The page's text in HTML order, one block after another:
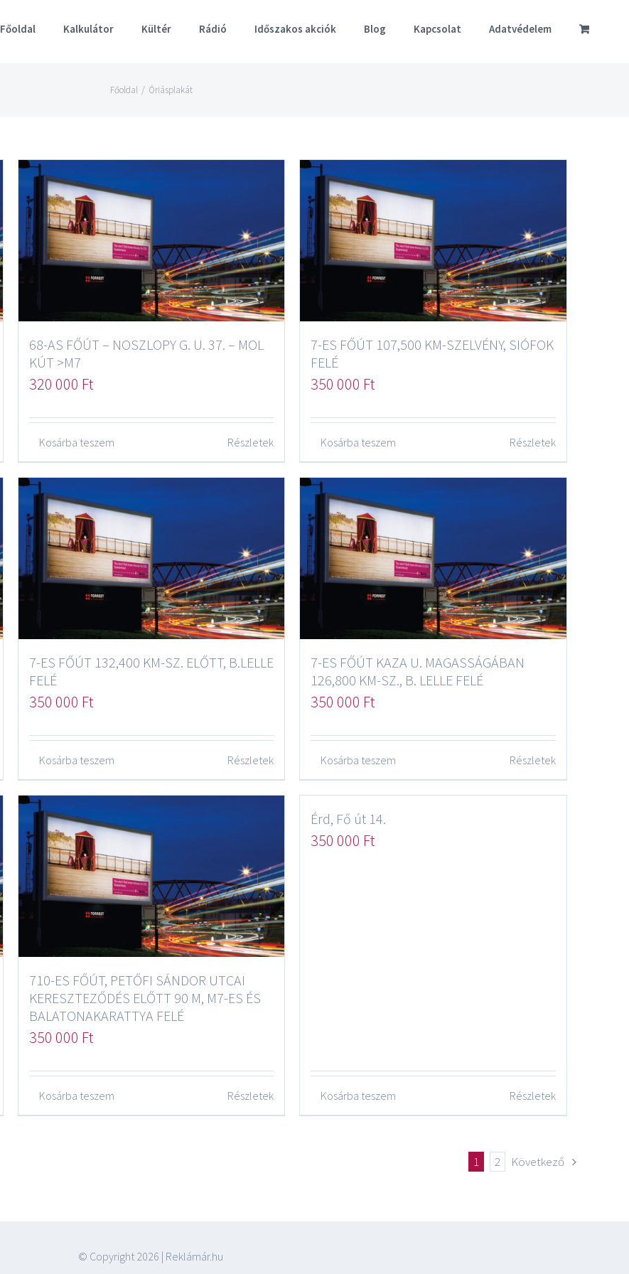
Főoldal Kalkulátor Kültér Rádió Időszakos akciók Blog Kapcsolat Adatvédelem
Főoldal / Óriásplakát
68-AS FŐÚT – NOSZLOPY G. U. 37. – MOL
KÚT >M7
320 000 Ft
Kosárba teszem Részletek
7-ES FŐÚT 107,500 KM-SZELVÉNY, SIÓFOK
FELÉ
350 000 Ft
Kosárba teszem Részletek
7-ES FŐÚT 132,400 KM-SZ. ELŐTT, B.LELLE
FELÉ
350 000 Ft
Kosárba teszem Részletek
7-ES FŐÚT KAZA U. MAGASSÁGÁBAN
126,800 KM-SZ., B. LELLE FELÉ
350 000 Ft
Kosárba teszem Részletek
710-ES FŐÚT, PETŐFI SÁNDOR UTCAI
KERESZTEZŐDÉS ELŐTT 90 M, M7-ES ÉS
BALATONAKARATTYA FELÉ
350 000 Ft
Kosárba teszem Részletek
Érd, Fő út 14.
350 000 Ft
Kosárba teszem Részletek
1 2 Következő
© Copyright 2026 | Reklámár.hu